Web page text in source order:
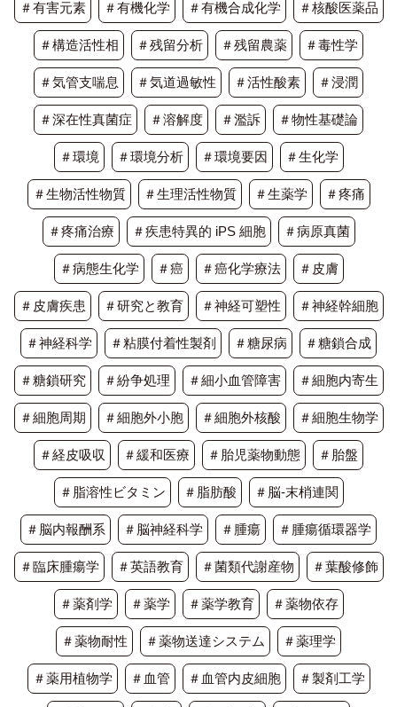
＃有害元素 ＃有機化学 ＃有機合成化学 ＃核酸医薬品
＃構造活性相 ＃残留分析 ＃残留農薬 ＃毒性学
＃気管支喘息 ＃気道過敏性 ＃活性酸素 ＃浸潤
＃深在性真菌症 ＃溶解度 ＃濫訴 ＃物性基礎論
＃環境 ＃環境分析 ＃環境要因 ＃生化学
＃生物活性物質 ＃生理活性物質 ＃生薬学 ＃疼痛
＃疼痛治療 ＃疾患特異的 iPS 細胞 ＃病原真菌
＃病態生化学 ＃癌 ＃癌化学療法 ＃皮膚
＃皮膚疾患 ＃研究と教育 ＃神経可塑性 ＃神経幹細胞
＃神経科学 ＃粘膜付着性製剤 ＃糖尿病 ＃糖鎖合成
＃糖鎖研究 ＃紛争処理 ＃細小血管障害 ＃細胞内寄生
＃細胞周期 ＃細胞外小胞 ＃細胞外核酸 ＃細胞生物学
＃経皮吸収 ＃緩和医療 ＃胎児薬物動態 ＃胎盤
＃脂溶性ビタミン ＃脂肪酸 ＃脳-末梢連関
＃脳内報酬系 ＃脳神経科学 ＃腫瘍 ＃腫瘍循環器学
＃臨床腫瘍学 ＃英語教育 ＃菌類代謝産物 ＃葉酸修飾
＃薬剤学 ＃薬学 ＃薬学教育 ＃薬物依存
＃薬物耐性 ＃薬物送達システム ＃薬理学
＃薬用植物学 ＃血管 ＃血管内皮細胞 ＃製剤工学